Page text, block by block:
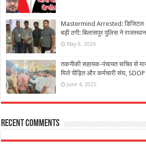
Mastermind Arrested: डिजिटल
बड़ी ठगी: बिलासपुर पुलिस ने
May 9, 2026
तकनीकी सहायक-पंचायत सचिव से
मिले पीड़ित और कर्मचारी संघ, SDOP
June 4, 2025
Recent Comments